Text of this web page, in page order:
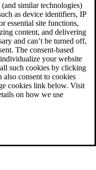
similar technologies)
as device identifiers, IP
essential site functions,
content, and delivering
and can’t be turned off,
The consent-based
your website
such cookies by clicking
also consent to cookies
cookies link below. Visit
on how we use